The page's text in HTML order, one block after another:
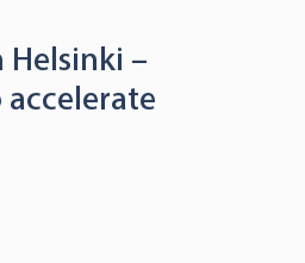
Helsinki –